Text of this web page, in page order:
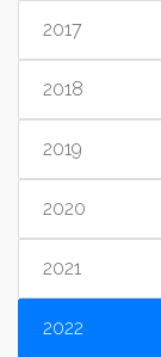
2017
2018
2019
2020
2021
2022